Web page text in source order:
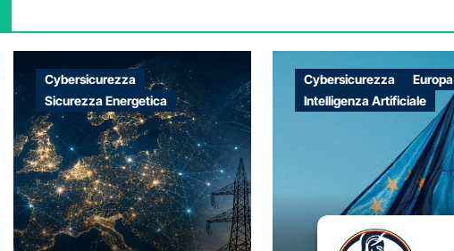
Cybersicurezza
Sicurezza Energetica
Cybersicurezza
Europa
Intelligenza Artificiale